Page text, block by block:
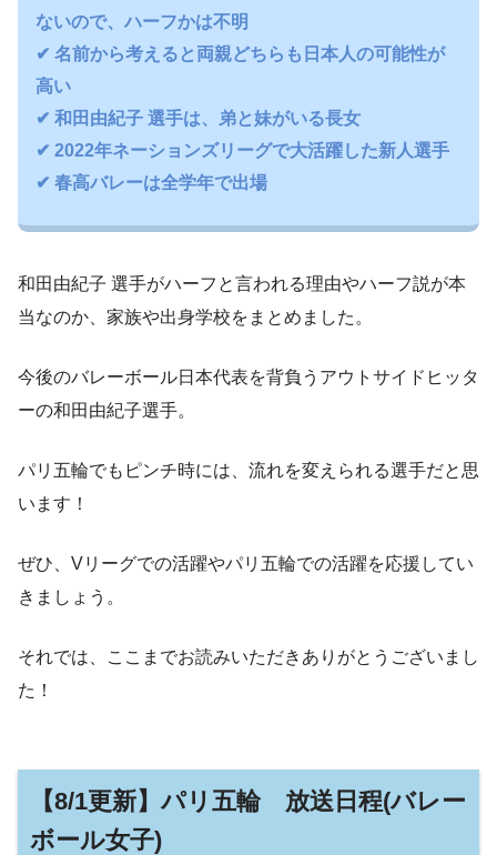
ないので、ハーフかは不明
✔ 名前から考えると両親どちらも日本人の可能性が
高い
✔ 和田由紀子 選手は、弟と妹がいる長女
✔ 2022年ネーションズリーグで大活躍した新人選手
✔ 春高バレーは全学年で出場
和田由紀子 選手がハーフと言われる理由やハーフ説が本
当なのか、家族や出身学校をまとめました。
今後のバレーボール日本代表を背負うアウトサイドヒッタ
ーの和田由紀子選手。
パリ五輪でもピンチ時には、流れを変えられる選手だと思
います！
ぜひ、Vリーグでの活躍やパリ五輪での活躍を応援してい
きましょう。
それでは、ここまでお読みいただきありがとうございまし
た！
【8/1更新】パリ五輪 放送日程(バレー
ボール女子)